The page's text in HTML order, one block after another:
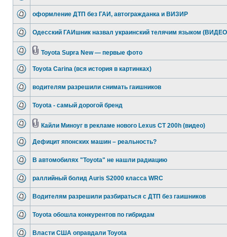
оформление ДТП без ГАИ, автогражданка и ВИЗИР
Одесский ГАИшник назвал украинский телячим языком
Toyota Supra New — первые фото
Toyota Carina (вся история в картинках)
водителям разрешили снимать гаишников
Toyota - самый дорогой бренд
Кайли Миноуг в рекламе нового Lexus CT 200h (видео)
Дефицит японских машин – реальность?
В автомобилях "Toyota" не нашли радиацию
раллийный болид Auris S2000 класса WRC
Водителям разрешили разбираться с ДТП без гаишников
Toyota обошла конкурентов по гибридам
Власти США оправдали Toyota